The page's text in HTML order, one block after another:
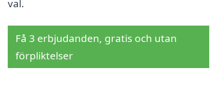
val.
Få 3 erbjudanden, gratis och utan
förpliktelser